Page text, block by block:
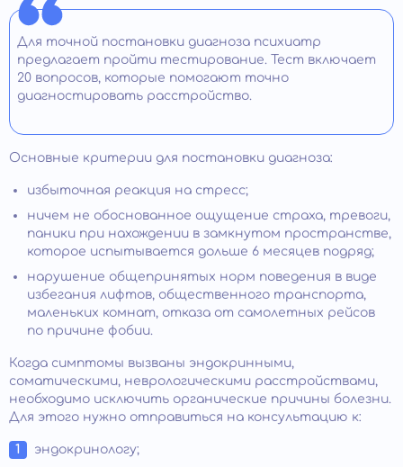
Для точной постановки диагноза психиатр
предлагает пройти тестирование. Тест включает
20 вопросов, которые помогают точно
диагностировать расстройство.
Основные критерии для постановки диагноза:
избыточная реакция на стресс;
ничем не обоснованное ощущение страха, тревоги,
паники при нахождении в замкнутом пространстве,
которое испытывается дольше 6 месяцев подряд;
нарушение общепринятых норм поведения в виде
избегания лифтов, общественного транспорта,
маленьких комнат, отказа от самолетных рейсов
по причине фобии.
Когда симптомы вызваны эндокринными,
соматическими, неврологическими расстройствами,
необходимо исключить органические причины болезни.
Для этого нужно отправиться на консультацию к:
эндокринологу;